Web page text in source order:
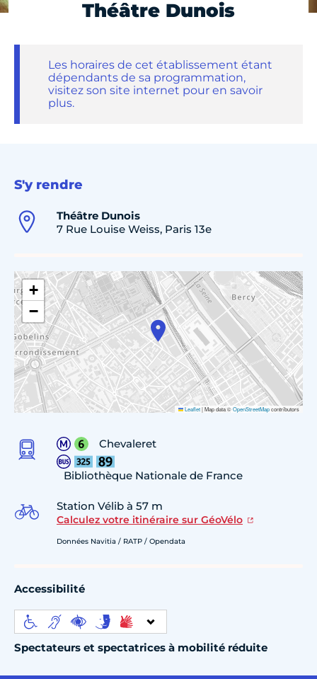
Théâtre Dunois
Les horaires de cet établissement étant
dépendants de sa programmation,
visitez son site internet pour en savoir
plus.
S'y rendre
Théâtre Dunois
7 Rue Louise Weiss, Paris 13e
+
−
Leaflet|Map data ©OpenStreetMapcontributors
Chevaleret
Bibliothèque Nationale de France
Station Vélib à 57 m
Calculez votre itinéraire sur GéoVélo
Données Navitia / RATP / Opendata
Accessibilité
Spectateurs et spectatrices à mobilité réduite